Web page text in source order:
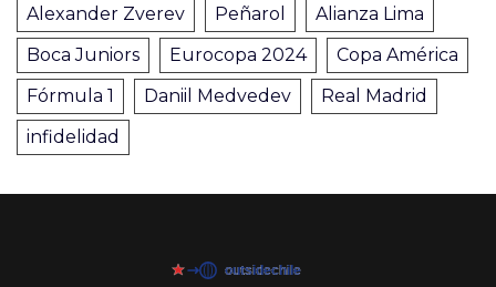
Alexander Zverev
Peñarol
Alianza Lima
Boca Juniors
Eurocopa 2024
Copa América
Fórmula 1
Daniil Medvedev
Real Madrid
infidelidad